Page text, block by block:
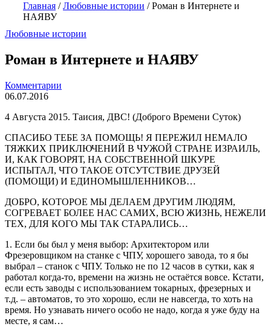
Главная /Любовные истории /Роман в Интернете и
НАЯВУ
Любовные истории
Роман в Интернете и НАЯВУ
Комментарии
06.07.2016
4 Августа 2015. Таисия, ДВС! (Доброго Времени Суток)
СПАСИБО ТЕБЕ ЗА ПОМОЩЬ! Я ПЕРЕЖИЛ НЕМАЛО
ТЯЖКИХ ПРИКЛЮЧЕНИЙ В ЧУЖОЙ СТРАНЕ ИЗРАИЛЬ,
И, КАК ГОВОРЯТ, НА СОБСТВЕННОЙ ШКУРЕ
ИСПЫТАЛ, ЧТО ТАКОЕ ОТСУТСТВИЕ ДРУЗЕЙ
(ПОМОЩИ) И ЕДИНОМЫШЛЕННИКОВ…
ДОБРО, КОТОРОЕ МЫ ДЕЛАЕМ ДРУГИМ ЛЮДЯМ,
СОГРЕВАЕТ БОЛЕЕ НАС САМИХ, ВСЮ ЖИЗНЬ, НЕЖЕЛИ
ТЕХ, ДЛЯ КОГО МЫ ТАК СТАРАЛИСЬ…
1. Если бы был у меня выбор: Архитектором или
Фрезеровщиком на станке с ЧПУ, хорошего завода, то я бы
выбрал – станок с ЧПУ. Только не по 12 часов в сутки, как я
работал когда-то, времени на жизнь не остаётся вовсе. Кстати,
если есть заводы с использованием токарных, фрезерных и
т.д. – автоматов, то это хорошо, если не навсегда, то хоть на
время. Но узнавать ничего особо не надо, когда я уже буду на
месте, я сам…